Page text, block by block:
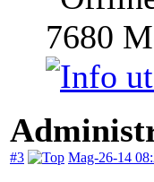
7680
#3 Mag-26-14